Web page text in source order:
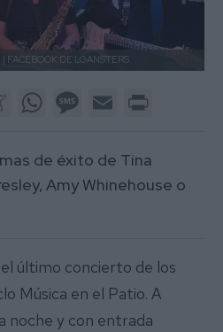
| FACEBOOK DE LGANSTERS.
MeneameWhatsAppMessage
Email
de éxito de Tina
Amy Whinehouse o
último concierto de los
Música en el Patio. A
noche y con entrada